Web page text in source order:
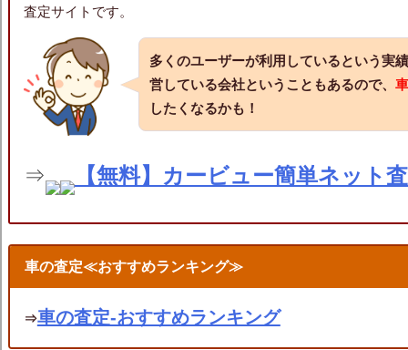
査定サイトです。
多くのユーザーが利用しているという実
営している会社ということもあるので、
したくなるかも！
⇒ 【無料】カービュー簡単ネット
車の査定≪おすすめランキング≫
⇒車の査定‐おすすめランキング